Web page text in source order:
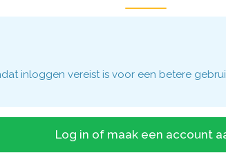
inloggen vereist is voor een betere
Log in of maak een account